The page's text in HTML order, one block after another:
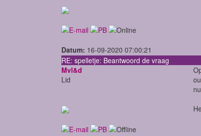
Datum: 16-09-2020 07:00:21
RE: spelletje: Beantwoord de vraag
Mvl&d
Lid